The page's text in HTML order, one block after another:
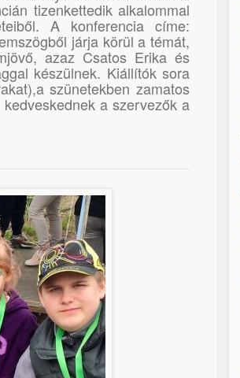
tizenkettedik alkalommal
A konferencia címe:
járja körül a témát,
azaz Csatos Erika és
készülnek. Kiállítók sora
szünetekben zamatos
a szervezők a